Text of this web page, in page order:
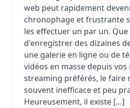
web peut rapidement
chronophage et frustrante
les effectuer un par un.
d'enregistrer des dizaines
une galerie en ligne ou de
vidéos en masse depuis vos
streaming préférés, le faire
souvent inefficace et peu
Heureusement, il existe […]